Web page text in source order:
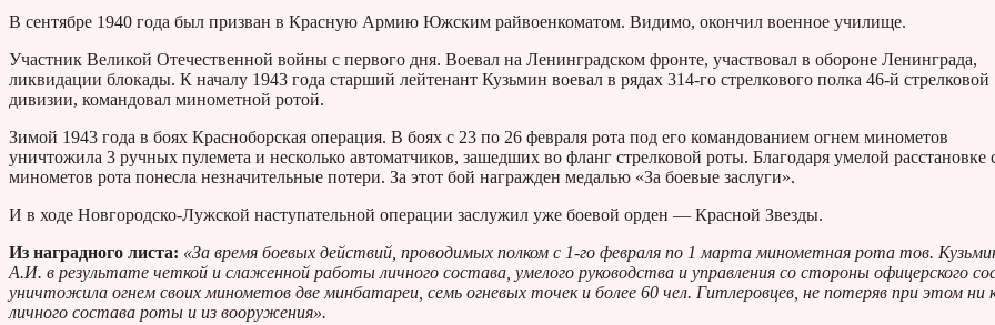
В сентябре 1940 года был призван в Красную Армию Южским райвоенкоматом. Видимо, окончил военное училище.
Участник Великой Отечественной войны с первого дня. Воевал на Ленинградском фронте, участвовал в обороне Ленинграда,
ликвидации блокады. К началу 1943 года старший лейтенант Кузьмин воевал в рядах 314-го стрелкового полка 46-й стрелковой
дивизии, командовал минометной ротой.
Зимой 1943 года в боях Красноборская операция. В боях с 23 по 26 февраля рота под его командованием огнем минометов
уничтожила 3 ручных пулемета и несколько автоматчиков, зашедших во фланг стрелковой роты. Благодаря умелой расстановке
минометов рота понесла незначительные потери. За этот бой награжден медалью «За боевые заслуги».
И в ходе Новгородско-Лужской наступательной операции заслужил уже боевой орден — Красной Звезды.
Из наградного листа: «За время боевых действий, проводимых полком с 1-го февраля по 1 марта минометная рота тов.
А.И. в результате четкой и слаженной работы личного состава, умелого руководства и управления со стороны офицерского
уничтожила огнем своих минометов две минбатареи, семь огневых точек и более 60 чел. Гитлеровцев, не потеряв при этом ни
личного состава роты и из вооружения».